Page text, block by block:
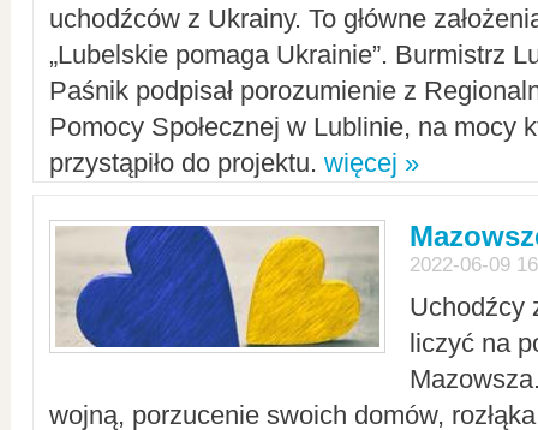
uchodźców z Ukrainy. To główne
„Lubelskie pomaga Ukrainie”. Burmistrz
Paśnik podpisał porozumienie z
Pomocy Społecznej w Lublinie, na mocy
przystąpiło do projektu. więcej »
2022-06-09
Uchodźcy
liczyć na
wojną, porzucenie swoich domów,